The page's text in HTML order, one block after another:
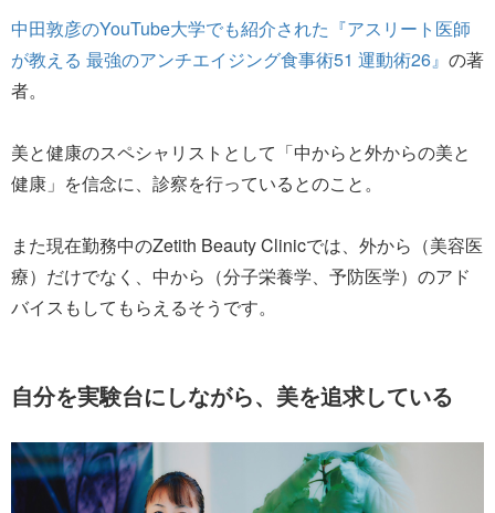
中田敦彦のYouTube大学でも紹介された『アスリート医師
が教える 最強のアンチエイジング食事術51 運動術26』 の著
者。
美と健康のスペシャリストとして「中からと外からの美と
健康」を信念に、診察を行っているとのこと。
また現在勤務中のZetith Beauty Clinicでは、外から（美容医
療）だけでなく、中から（分子栄養学、予防医学）のアド
バイスもしてもらえるそうです。
自分を実験台にしながら、美を追求している